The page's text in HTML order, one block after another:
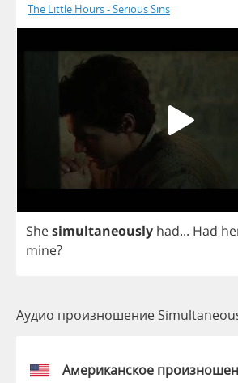
The Little Hours - Serious Sins
Shesimultaneously had... Had
mine?
Аудио произношение
Американское